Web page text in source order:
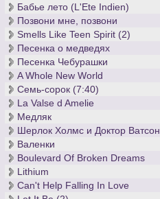
Бабье лето (L'Ete Indien)
Позвони мне, позвони
Smells Like Teen Spirit (2)
Песенка о медведях
Песенка Чебурашки
A Whole New World
Семь-сорок (7:40)
La Valse d Amelie
Медляк
Шерлок Холмс и Доктор Ватсон
Валенки
Boulevard Of Broken Dreams
Lithium
Can't Help Falling In Love